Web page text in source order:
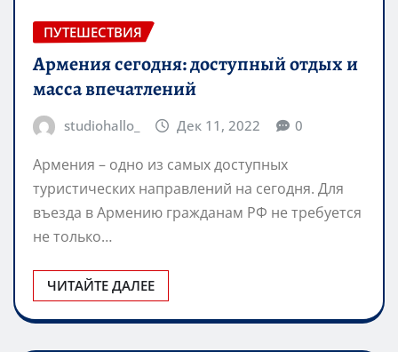
ПУТЕШЕСТВИЯ
Армения сегодня: доступный отдых и
масса впечатлений
studiohallo_ Дек 11, 2022 0
Армения – одно из самых доступных
туристических направлений на сегодня. Для
въезда в Армению гражданам РФ не требуется
не только…
ЧИТАЙТЕ ДАЛЕЕ